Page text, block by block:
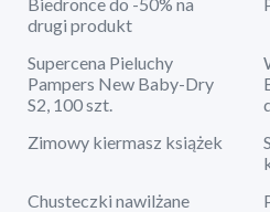
drugi produkt
Supercena Pieluchy
Pampers New Baby-Dry
S2, 100 szt.
Zimowy kiermasz książek
Chusteczki nawilżane